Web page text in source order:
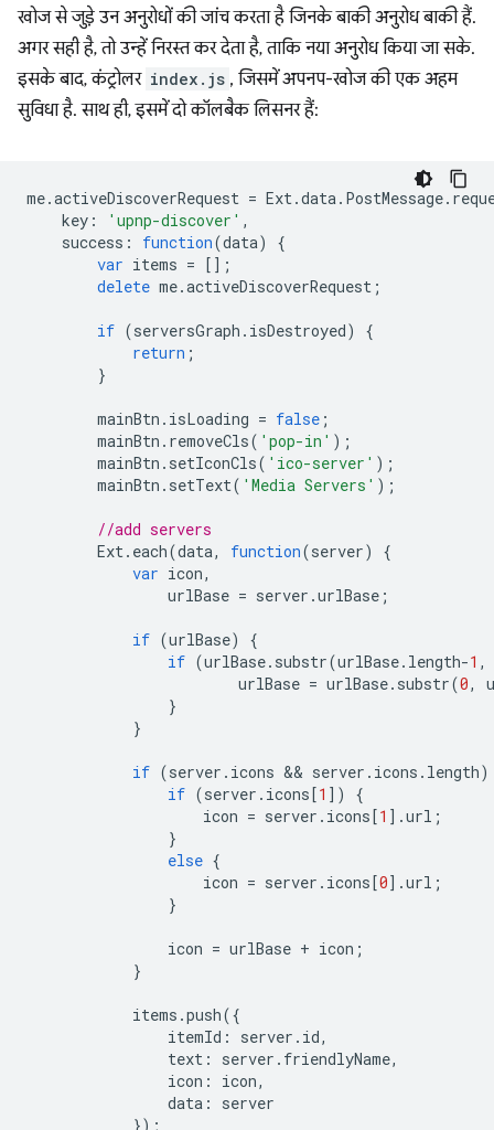
खोज से जुड़े उन अनुरोधों की जांच करता है जिनके बाकी अनुरोध बाकी हैं.
अगर सही है, तो उन्हें निरस्त कर देता है, ताकि नया अनुरोध किया जा सके.
इसके बाद, कंट्रोलर index.js , जिसमें अपनप-खोज की एक अहम
सुविधा है. साथ ही, इसमें दो कॉलबैक लिसनर हैं:
me.activeDiscoverRequest = Ext.data. PostMessage.
key : 'upnp-discover' ,
success : function(data)
{
var items = [];
delete me.activeDiscoverRequest ;
if (serversGraph . isDestroyed)
{
return ;
}
mainBtn . isLoading = false ;
mainBtn . removeCls( 'pop-in' );
mainBtn . setIconCls( 'ico-server' );
mainBtn . setText( 'Media Servers' );
//add servers
Ext. each(data, function(server)
{
var icon,
urlBase = server .urlBase ;
if (urlBase)
{
if (urlBase. substr(urlBase. length-1 ,
urlBase = urlBase. substr(0,
}
}
if (server . icons && server . icons . length)
if (server . icons[1 ])
{
icon = server . icons[1 ].url ;
}
else {
icon = server . icons[0].url ;
}
icon = urlBase + icon ;
}
items .push({
itemId : server . id,
text : server . friendlyName,
icon : icon,
data :
server
});